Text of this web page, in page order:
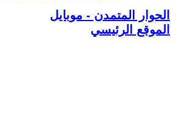
الحوار المتمدن - موبايل
الموقع الرئيسي